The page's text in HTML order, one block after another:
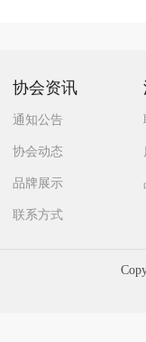
协会资讯
通知公告
协会动态
品牌展示
联系方式